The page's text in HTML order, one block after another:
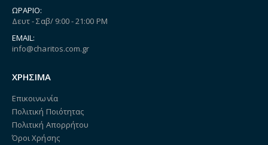
ΩΡΆΡΙΟ:
Δευτ - Σαβ/ 9:00 - 21:00 PM
EMAIL:
info@charitos.com.gr
ΧΡΗΣΙΜΑ
Επικοινωνία
Πολιτική Ποιότητας
Πολιτική Απορρήτου
Όροι Χρήσης